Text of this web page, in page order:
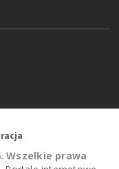
Wszelkie prawa